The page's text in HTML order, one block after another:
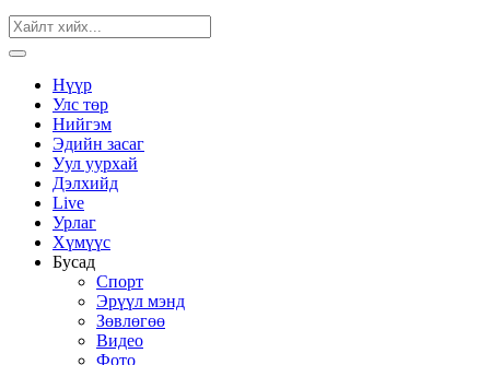
Нүүр
Улс төр
Нийгэм
Эдийн засаг
Уул уурхай
Дэлхийд
Live
Урлаг
Хүмүүс
Бусад
Спорт
Эрүүл мэнд
Зөвлөгөө
Видео
Фото